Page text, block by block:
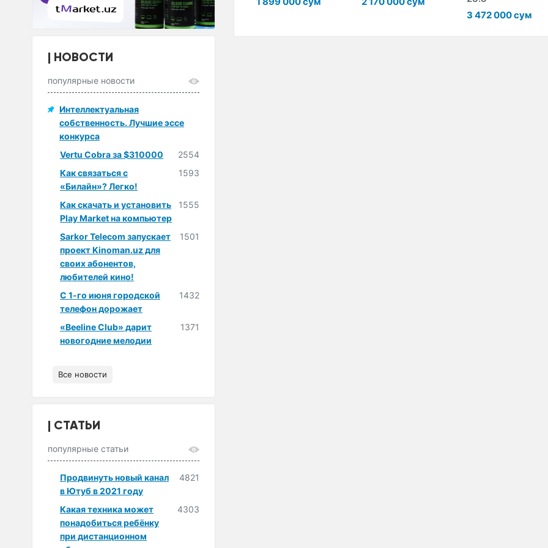
3 472 000 сум
НОВОСТИ
популярные новости
Интеллектуальная
собственность. Лучшие эссе
конкурса
Vertu Cobra за $310000
2554
Как связаться с
«Билайн»? Легко!
1593
Как скачать и установить
Play Market на компьютер
1555
Sarkor Telecom запускает
проект Kinoman.uz для
своих абонентов,
любителей кино!
1501
С 1-го июня городской
телефон дорожает
1432
«Beeline Club» дарит
новогодние мелодии
1371
Все новости
СТАТЬИ
популярные статьи
Продвинуть новый канал
в Ютуб в 2021 году
4821
Какая техника может
понадобиться ребёнку
при дистанционном
4303